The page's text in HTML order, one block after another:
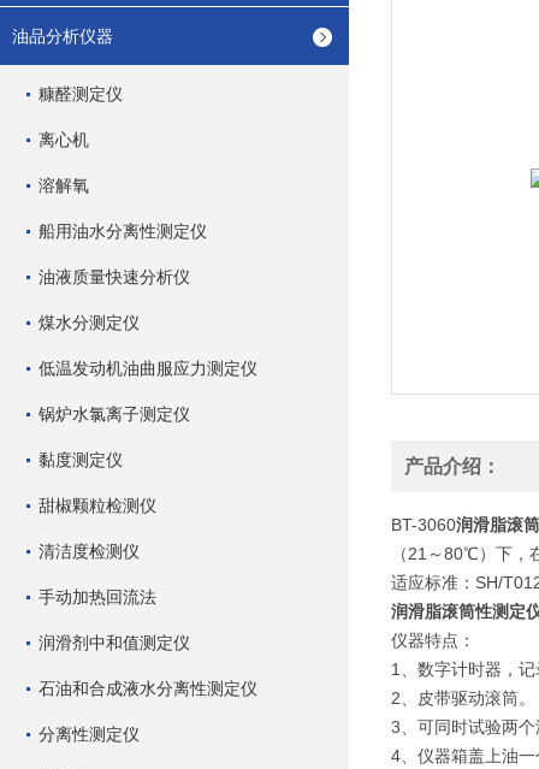
油品分析仪器
糠醛测定仪
离心机
溶解氧
船用油水分离性测定仪
油液质量快速分析仪
煤水分测定仪
低温发动机油曲服应力测定仪
锅炉水氯离子测定仪
黏度测定仪
甜椒颗粒检测仪
清洁度检测仪
手动加热回流法
润滑剂中和值测定仪
石油和合成液水分离性测定仪
分离性测定仪
产品介绍：
BT-3060润滑脂滚
（21～80℃）下，
适应标准：SH/
润滑脂滚筒性测定
仪器特点：
1、数字计时器，
2、皮带驱动滚筒。
3、可同时试验两
4、仪器箱盖上油